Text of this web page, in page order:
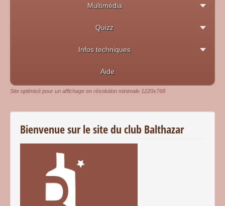
Multimédia
Quizz
Infos techniques
Aide
Site optimisé pour un affichage en résolution minimale 1220x768
Bienvenue sur le site du club Balthazar